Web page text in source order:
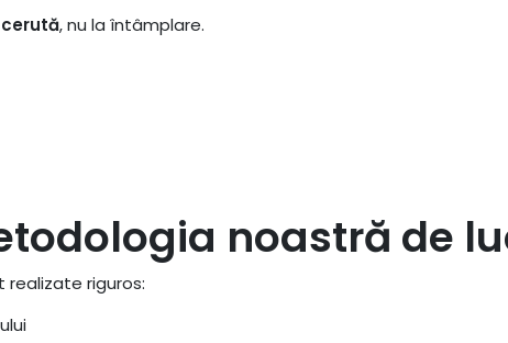
, nu la întâmplare.
noastră de
realizate riguros: